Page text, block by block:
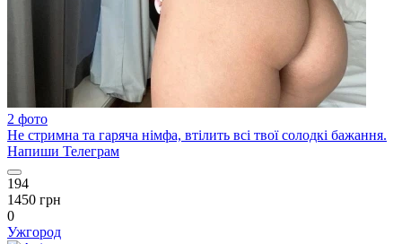
2 фото
Не стримна та гаряча німфа, втілить всі твої солодкі бажання.
Напиши Телеграм
194
1450 грн
0
Ужгород